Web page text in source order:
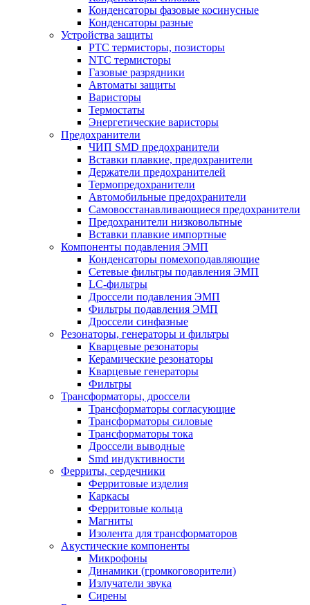
Конденсаторы фазовые косинусные
Конденсаторы разные
Устройства защиты
PTC термисторы, позисторы
NTC термисторы
Газовые разрядники
Автоматы защиты
Варисторы
Термостаты
Энергетические варисторы
Предохранители
ЧИП SMD предохранители
Вставки плавкие, предохранители
Держатели предохранителей
Термопредохранители
Автомобильные предохранители
Самовосстанавливающиеся предохранители
Предохранители низковольтные
Вставки плавкие импортные
Компоненты подавления ЭМП
Конденсаторы помехоподавляющие
Сетевые фильтры подавления ЭМП
LC-фильтры
Дроссели подавления ЭМП
Фильтры подавления ЭМП
Дроссели синфазные
Резонаторы, генераторы и фильтры
Кварцевые резонаторы
Керамические резонаторы
Кварцевые генераторы
Фильтры
Трансформаторы, дроссели
Трансформаторы согласующие
Трансформаторы силовые
Трансформаторы тока
Дроссели выводные
Smd индуктивности
Ферриты, сердечники
Ферритовые изделия
Каркасы
Ферритовые кольца
Магниты
Изолента для трансформаторов
Акустические компоненты
Микрофоны
Динамики (громкоговорители)
Излучатели звука
Сирены